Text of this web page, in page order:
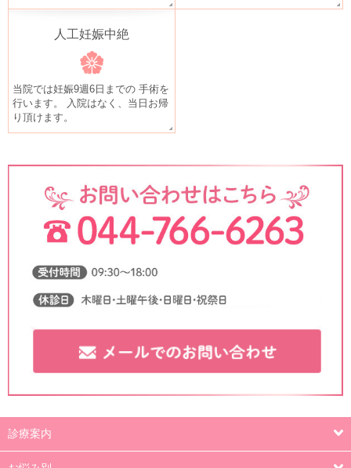
人工妊娠中絶
当院では妊娠9週6日までの 手術を
行います。
入院はなく、当日お帰
り頂けます。
診療案内